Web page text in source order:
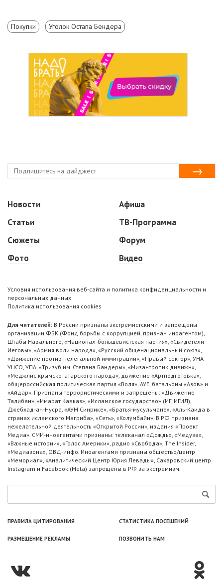
Покупки Уголок Остапа Бендера
Новости
Статьи
Сюжеты
Фото
Афиша
ТВ-Программа
Форум
Видео
Условия использования веб-сайта и политика конфиденциальности и
персональных данных
Политика использования cookies
Для читателей: В России признаны экстремистскими и запрещены
организации ФБК (Фонд борьбы с коррупцией, признан иноагентом),
Штабы Навального, «Национал-большевистская партия», «Свидетели
Иеговы», «Армия воли народа», «Русский общенациональный союз»,
«Движение против нелегальной иммиграции», «Правый сектор», УНА-
УНСО, УПА, «Тризуб им. Степана Бандеры», «Мизантропик дивижн»,
«Меджлис крымскотатарского народа», движение «Артподготовка»,
общероссийская политическая партия «Воля», АУЕ, батальоны «Азов» и
«Айдар». Признаны террористическими и запрещены: «Движение
Талибан», «Имарат Кавказ», «Исламское государство» (ИГ, ИГИЛ),
Джебхад-ан-Нусра, «АУМ Синрике», «Братья-мусульмане», «Аль-Каида в
странах исламского Магриба», «Сеть», «Колумбайн». В РФ признана
нежелательной деятельность «Открытой России», издания «Проект
Медиа». СМИ-иноагентами признаны: телеканал «Дождь», «Медуза»,
«Важные истории», «Голос Америки», радио «Свобода», The Insider,
«Медиазона», ОВД-инфо. Иноагентами признаны общество/центр
«Мемориал», «Аналитический Центр Юрия Левады», Сахаровский центр.
Instagram и Facebook (Metа) запрещены в РФ за экстремизм.
ПРАВИЛА ЦИТИРОВАНИЯ СТАТИСТИКА ПОСЕЩЕНИЙ
РАЗМЕЩЕНИЕ РЕКЛАМЫ ПОЗВОНИТЬ НАМ